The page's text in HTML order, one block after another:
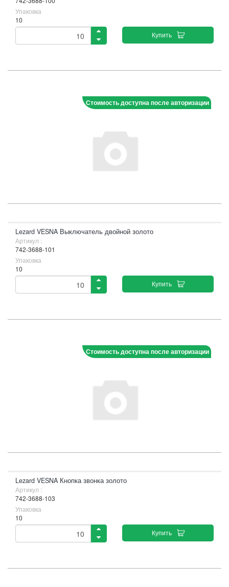
Упаковка
10
Купить
Стоимость доступна после авторизации
Lezard VESNA Выключатель двойной золото
Артикул :
742-3688-101
Упаковка
10
Купить
Стоимость доступна после авторизации
Lezard VESNA Кнопка звонка золото
Артикул :
742-3688-103
Упаковка
10
Купить